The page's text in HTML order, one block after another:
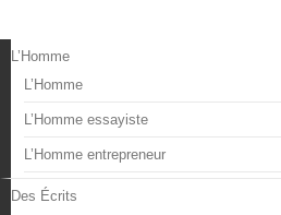
L’Homme
L’Homme
L’Homme essayiste
L’Homme entrepreneur
Des Écrits